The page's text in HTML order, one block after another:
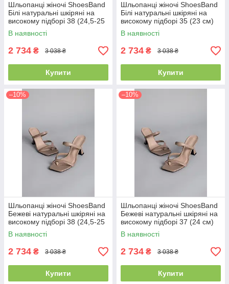
Шльопанці жіночі ShoesBand
Білі натуральні шкіряні на
високому підборі 38 (24,5-25
см) (S85001-3)
В наявності
2 734 ₴ 3 038 ₴
Купити
Шльопанці жіночі ShoesBand
Білі натуральні шкіряні на
високому підборі 35 (23 см)
(S85001-3)
В наявності
2 734 ₴ 3 038 ₴
Купити
–10%
Шльопанці жіночі ShoesBand
Бежеві натуральні шкіряні на
високому підборі 38 (24,5-25
см) (S85001-2)
В наявності
2 734 ₴ 3 038 ₴
Купити
–10%
Шльопанці жіночі ShoesBand
Бежеві натуральні шкіряні на
високому підборі 37 (24 см)
(S85001-2)
В наявності
2 734 ₴ 3 038 ₴
Купити